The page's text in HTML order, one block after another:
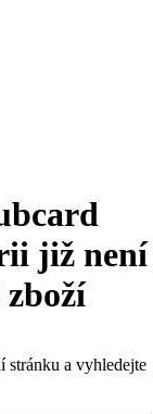
již není
stránku a vyhledejte